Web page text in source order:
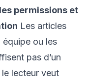
permissions et
Les articles
ou les
pas d’un
lecteur veut